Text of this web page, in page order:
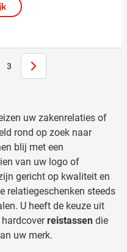
pagina
Pagina
3 Volgende
uw zakenrelaties of
rond op zoek naar
blij met een
van uw logo of
gericht op kwaliteit en
relatiegeschenken steeds
U heeft de keuze uit
reistassen die
uw merk.